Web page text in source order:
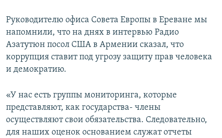
Руководителю офиса Совета Европы в Ереване мы
напомнили, что на днях в интервью Радио
Азатутюн посол США в Армении сказал, что
коррупция ставит под угрозу защиту прав человека
и демократию.
«У нас есть группы мониторинга, которые
представляют, как государства- члены
осуществляют свои обязательства. Следовательно,
для наших оценок основанием служат отчеты